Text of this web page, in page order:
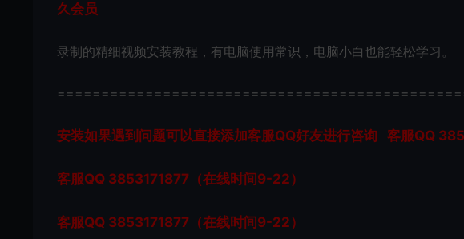
久会员
录制的精细视频安装教程，有电脑使用常识，电脑小白也能轻松学习。
安装如果遇到问题可以直接添加客服QQ好友进行咨询 客服QQ
客服QQ 3853171877（在线时间9-22）
客服QQ 3853171877（在线时间9-22）